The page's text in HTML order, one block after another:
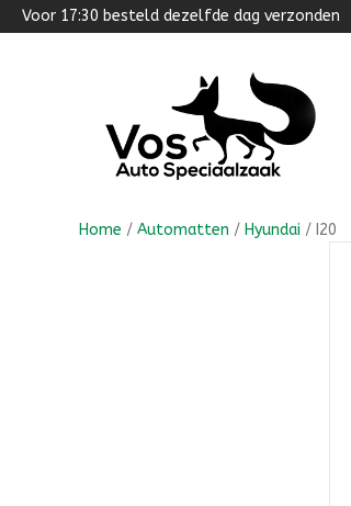
Voor 17:30 besteld dezelfde dag verzonden
Home / Automatten / Hyundai / I20